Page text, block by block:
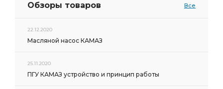
Обзоры товаров Все
22.12.2020
Масляной насос КАМАЗ
25.11.2020
ПГУ КАМАЗ устройство и принцип работы